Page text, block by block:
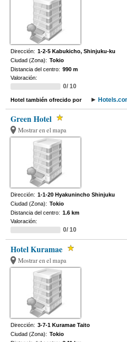
Dirección: 1-2-5 Kabukicho, Shinjuku-ku
Ciudad (Zona): Tokio
Distancia del centro: 990 m
Valoración:
0/ 10
Hotel también ofrecido por
Green Hotel
Mostrar en el mapa
Dirección: 1-1-20 Hyakunincho Shinjuku
Ciudad (Zona): Tokio
Distancia del centro: 1.6 km
Valoración:
0/ 10
Hotel Kuramae
Mostrar en el mapa
Dirección: 3-7-1 Kuramae Taito
Ciudad (Zona): Tokio